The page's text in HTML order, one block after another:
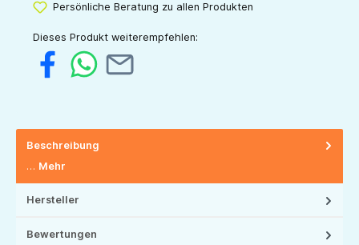
Persönliche Beratung zu allen Produkten
Dieses Produkt weiterempfehlen:
Beschreibung
… Mehr
Hersteller
Bewertungen